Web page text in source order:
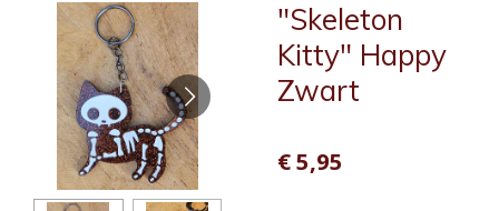
"Skeleton
Kitty" Happy
Zwart
€ 5,95